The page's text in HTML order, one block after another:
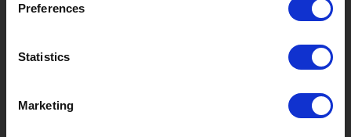
Preferences
Statistics
Marketing
? Besoin d'aide ?
À PROPOS DE LIVWISE